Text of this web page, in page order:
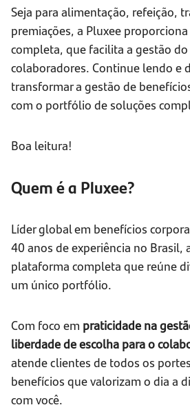
Seja para alimentação, refeição,
premiações, a Pluxee
completa, que facilita a gestão do
colaboradores. Continue lendo e
transformar a gestão de
com o portfólio de soluções
Boa leitura!
Quem é a Pluxee?
Líder global em benefícios
40 anos de experiência no Brasil,
plataforma completa que reúne
um único portfólio.
Com foco em praticidade na
liberdade de escolha para o
atende clientes de todos os
benefícios que valorizam o dia a
com você.